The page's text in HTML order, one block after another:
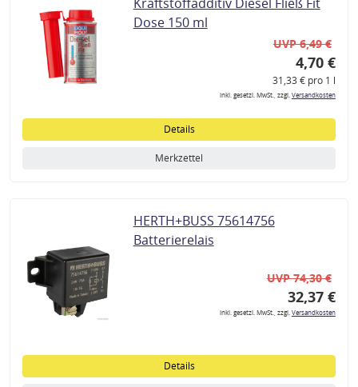
Dose 150 ml
UVP 6,49 €
4,70 €
31,33 € pro 1 l
inkl. gesetzl. MwSt., zzgl.Versandkosten
Details
Merkzettel
HERTH+BUSS 75614756
Batterierelais
UVP 74,30 €
32,37 €
inkl. gesetzl. MwSt., zzgl.Versandkosten
Details